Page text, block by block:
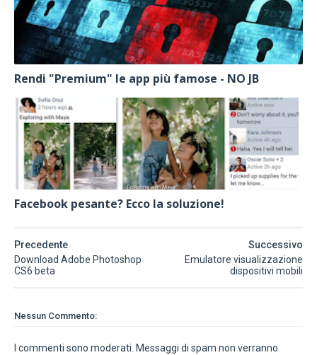
Rendi "Premium" le app più famose - NO JB
Facebook pesante? Ecco la soluzione!
Successivo
Emulatore visualizzazione
dispositivi mobili
Precedente
Download Adobe Photoshop
CS6 beta
Nessun Commento:
I commenti sono moderati. Messaggi di spam non verranno